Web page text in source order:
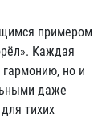
примером
Каждая
но и
даже
тихих